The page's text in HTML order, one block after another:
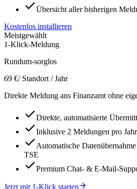
Übersicht aller bisherigen
Kostenlos installieren
Meistgewählt
1-Klick-Meldung
Rundum-sorglos
69 €/ Standort / Jahr
Direkte Meldung ans Finanzamt ohne
Direkte, automatisierte
Inklusive 2 Meldungen pro
Automatische
TSE
Premium Chat- & E-Mail-
Jetzt mit 1-Klick starten